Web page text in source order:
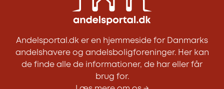
Andelsportal.dk er en hjemmeside for Danmarks
andelshavere og andelsboligforeninger. Her kan
de finde alle de informationer, de har eller får
brug for.